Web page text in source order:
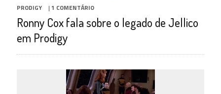
PRODIGY | 1 COMENTÁRIO
Ronny Cox fala sobre o legado de Jellico
em Prodigy